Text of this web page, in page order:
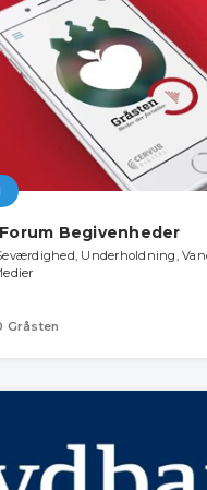
Begivenheder
Underholdning,
Gråsten